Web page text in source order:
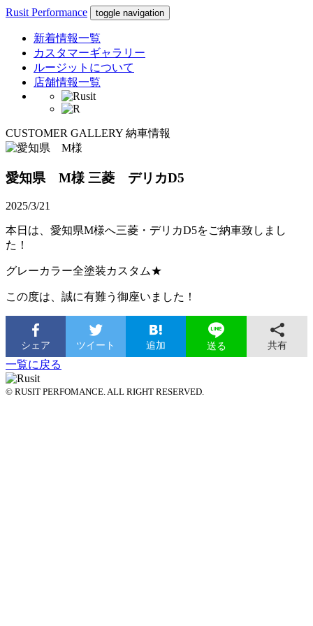
Rusit Performance toggle navigation
新着情報一覧
カスタマーギャラリー
ルージットについて
店舗情報一覧
CUSTOMER GALLERY 納車情報
愛知県 M様 三菱 デリカD5
2025/3/21
本日は、愛知県M様へ三菱・デリカD5をご納車致しまし
た！
グレーカラー全塗装カスタム★
この度は、誠に有難う御座いました！
シェア ツイート 追加 送る 共有
一覧に戻る
© RUSIT PERFOMANCE. ALL RIGHT RESERVED.